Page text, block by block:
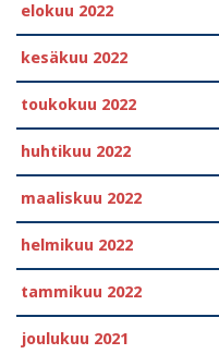
elokuu 2022
kesäkuu 2022
toukokuu 2022
huhtikuu 2022
maaliskuu 2022
helmikuu 2022
tammikuu 2022
joulukuu 2021